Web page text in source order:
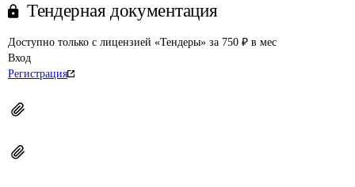
Тендерная документация
Доступно только с лицензией «Тендеры» за 750 ₽ в мес
Вход
Регистрация